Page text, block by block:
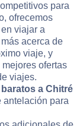
para
ofrecemos
viajar a
acerca de
viaje, y
ofertas
viajes.
a Chitré
antelación para